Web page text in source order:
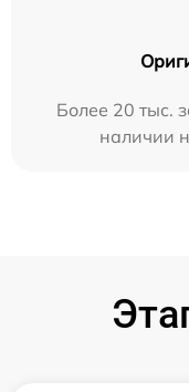
Более 20 тыс.
наличии